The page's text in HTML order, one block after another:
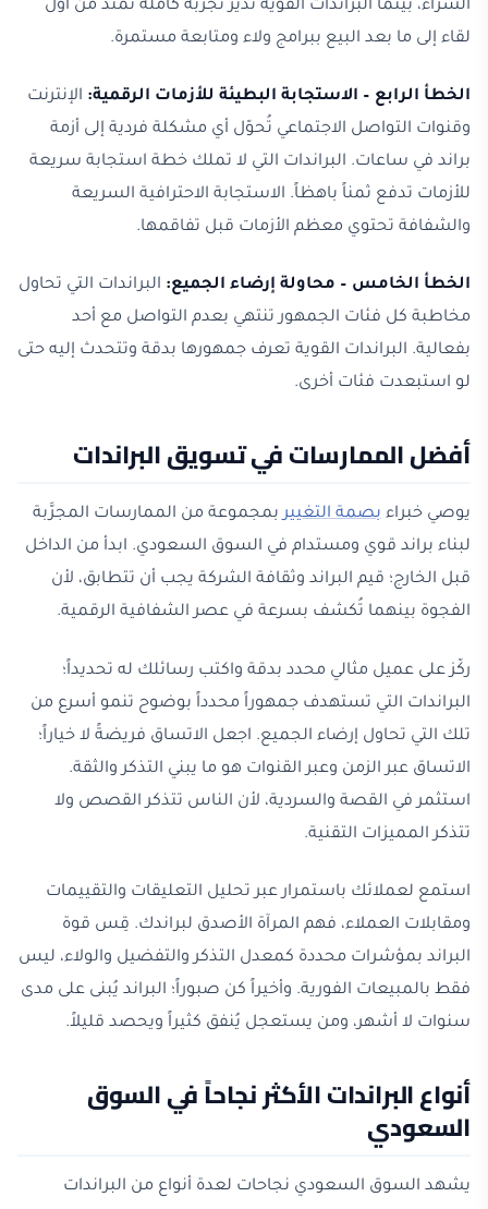
الشراء، بينما البراندات القوية تُدير تجربة كاملة تمتد من أول
لقاء إلى ما بعد البيع ببرامج ولاء ومتابعة مستمرة.
الخطأ الرابع – الاستجابة البطيئة للأزمات الرقمية: الإنترنت
وقنوات التواصل الاجتماعي تُحوّل أي مشكلة فردية إلى أزمة
براند في ساعات. البراندات التي لا تملك خطة استجابة سريعة
للأزمات تدفع ثمناً باهظاً. الاستجابة الاحترافية السريعة
والشفافة تحتوي معظم الأزمات قبل تفاقمها.
الخطأ الخامس – محاولة إرضاء الجميع: البراندات التي تحاول
مخاطبة كل فئات الجمهور تنتهي بعدم التواصل مع أحد
بفعالية. البراندات القوية تعرف جمهورها بدقة وتتحدث إليه حتى
لو استبعدت فئات أخرى.
أفضل الممارسات في تسويق البراندات
يوصي خبراء بصمة التغييربمجموعة من الممارسات المجرَّبة
لبناء براند قوي ومستدام في السوق السعودي. ابدأ من الداخل
قبل الخارج؛ قيم البراند وثقافة الشركة يجب أن تتطابق، لأن
الفجوة بينهما تُكشف بسرعة في عصر الشفافية الرقمية.
ركّز على عميل مثالي محدد بدقة واكتب رسائلك له تحديداً؛
البراندات التي تستهدف جمهوراً محدداً بوضوح تنمو أسرع من
تلك التي تحاول إرضاء الجميع. اجعل الاتساق فريضةً لا خياراً؛
الاتساق عبر الزمن وعبر القنوات هو ما يبني التذكر والثقة.
استثمر في القصة والسردية، لأن الناس تتذكر القصص ولا
تتذكر المميزات التقنية.
استمع لعملائك باستمرار عبر تحليل التعليقات والتقييمات
ومقابلات العملاء، فهم المرآة الأصدق لبراندك. قِس قوة
البراند بمؤشرات محددة كمعدل التذكر والتفضيل والولاء، ليس
فقط بالمبيعات الفورية. وأخيراً كن صبوراً؛ البراند يُبنى على مدى
سنوات لا أشهر، ومن يستعجل يُنفق كثيراً ويحصد قليلاً.
أنواع البراندات الأكثر نجاحاً في السوق
السعودي
يشهد السوق السعودي نجاحات لعدة أنواع من البراندات